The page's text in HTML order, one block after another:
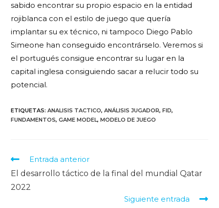
sabido encontrar su propio espacio en la entidad
rojiblanca con el estilo de juego que quería
implantar su ex técnico, ni tampoco Diego Pablo
Simeone han conseguido encontrárselo. Veremos si
el portugués consigue encontrar su lugar en la
capital inglesa consiguiendo sacar a relucir todo su
potencial.
ETIQUETAS:ANALISIS TACTICO, ANÁLISIS JUGADOR, FID,
FUNDAMENTOS, GAME MODEL, MODELO DE JUEGO
Entrada anterior
El desarrollo táctico de la final del mundial Qatar
2022
Siguiente entrada